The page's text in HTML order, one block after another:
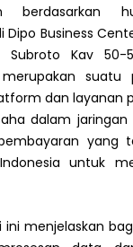
berdasarkan
Business
Kav 50-
suatu
dan layanan
dalam jaringan
yang
untuk
ini menjelaskan